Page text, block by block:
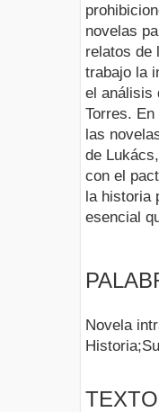
novelas
relatos de
trabajo la
el análisis
Torres.
las
de
con el
la historia
esencial
Novela